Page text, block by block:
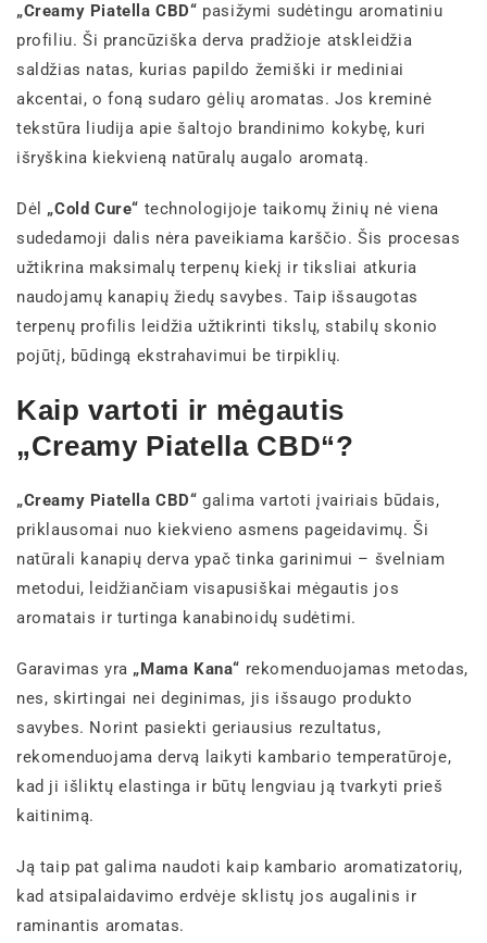
„Creamy Piatella CBD“ pasižymi sudėtingu aromatiniu
profiliu. Ši prancūziška derva pradžioje atskleidžia
saldžias natas, kurias papildo žemiški ir mediniai
akcentai, o foną sudaro gėlių aromatas. Jos kreminė
tekstūra liudija apie šaltojo brandinimo kokybę, kuri
išryškina kiekvieną natūralų augalo aromatą.
Dėl „Cold Cure“ technologijoje taikomų žinių nė viena
sudedamoji dalis nėra paveikiama karščio. Šis procesas
užtikrina maksimalų terpenų kiekį ir tiksliai atkuria
naudojamų kanapių žiedų savybes. Taip išsaugotas
terpenų profilis leidžia užtikrinti tikslų, stabilų skonio
pojūtį, būdingą ekstrahavimui be tirpiklių.
Kaip vartoti ir mėgautis
„Creamy Piatella CBD“?
„Creamy Piatella CBD“ galima vartoti įvairiais būdais,
priklausomai nuo kiekvieno asmens pageidavimų. Ši
natūrali kanapių derva ypač tinka garinimui – švelniam
metodui, leidžiančiam visapusiškai mėgautis jos
aromatais ir turtinga kanabinoidų sudėtimi.
Garavimas yra „Mama Kana“ rekomenduojamas metodas,
nes, skirtingai nei deginimas, jis išsaugo produkto
savybes. Norint pasiekti geriausius rezultatus,
rekomenduojama dervą laikyti kambario temperatūroje,
kad ji išliktų elastinga ir būtų lengviau ją tvarkyti prieš
kaitinimą.
Ją taip pat galima naudoti kaip kambario aromatizatorių,
kad atsipalaidavimo erdvėje sklistų jos augalinis ir
raminantis aromatas.